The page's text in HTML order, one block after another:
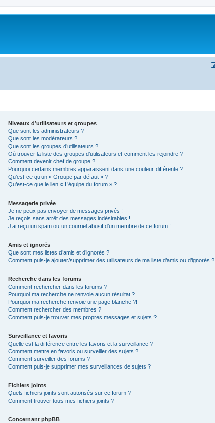
Niveaux d’utilisateurs et groupes
Que sont les administrateurs ?
Que sont les modérateurs ?
Que sont les groupes d’utilisateurs ?
Où trouver la liste des groupes d’utilisateurs et comment les rejoindre ?
Comment devenir chef de groupe ?
Pourquoi certains membres apparaissent dans une couleur différente ?
Qu’est-ce qu’un « Groupe par défaut » ?
Qu’est-ce que le lien « L’équipe du forum » ?
Messagerie privée
Je ne peux pas envoyer de messages privés !
Je reçois sans arrêt des messages indésirables !
J’ai reçu un spam ou un courriel abusif d’un membre de ce forum !
Amis et ignorés
Que sont mes listes d’amis et d’ignorés ?
Comment puis-je ajouter/supprimer des utilisateurs de ma liste d’amis ou d’ignorés ?
Recherche dans les forums
Comment rechercher dans les forums ?
Pourquoi ma recherche ne renvoie aucun résultat ?
Pourquoi ma recherche renvoie une page blanche ?!
Comment rechercher des membres ?
Comment puis-je trouver mes propres messages et sujets ?
Surveillance et favoris
Quelle est la différence entre les favoris et la surveillance ?
Comment mettre en favoris ou surveiller des sujets ?
Comment surveiller des forums ?
Comment puis-je supprimer mes surveillances de sujets ?
Fichiers joints
Quels fichiers joints sont autorisés sur ce forum ?
Comment trouver tous mes fichiers joints ?
Concernant phpBB